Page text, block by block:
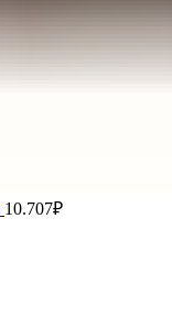
10.707₽